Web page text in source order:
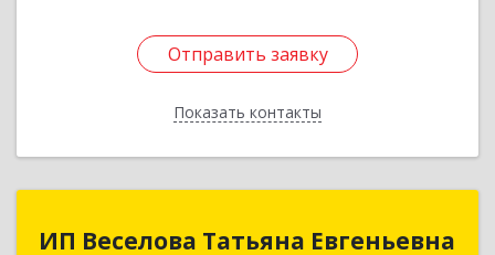
Отправить заявку
Показать контакты
Отправить заявку
Назад
ИП Веселова Татьяна Евгеньевна